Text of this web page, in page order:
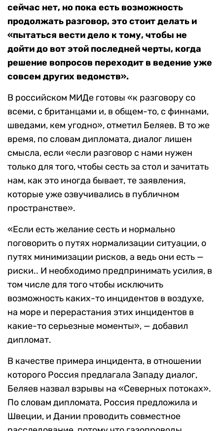
сейчас нет, но пока есть возможность
продолжать разговор, это стоит делать и
«пытаться вести дело к тому, чтобы не
дойти до вот этой последней черты, когда
решение вопросов переходит в ведение уже
совсем других ведомств».
В российском МИДе готовы «к разговору со
всеми, с британцами и, в общем-то, с финнами,
шведами, кем угодно», отметил Беляев. В то же
время, по словам дипломата, диалог лишен
смысла, если «если разговор с нами нужен
только для того, чтобы сесть за стол и зачитать
нам, как это иногда бывает, те заявления,
которые уже озвучивались в публичном
пространстве».
«Если есть желание сесть и нормально
поговорить о путях нормализации ситуации, о
путях минимизации рисков, а ведь они есть —
риски.. И необходимо предпринимать усилия, в
том числе для того чтобы исключить
возможность каких-то инцидентов в воздухе,
на море и перерастания этих инцидентов в
какие-то серьезные моменты», — добавил
дипломат.
В качестве примера инцидента, в отношении
которого Россия предлагала Западу диалог,
Беляев назвал взрывы на «Северных потоках».
По словам дипломата, Россия предложила и
Швеции, и Дании проводить совместное